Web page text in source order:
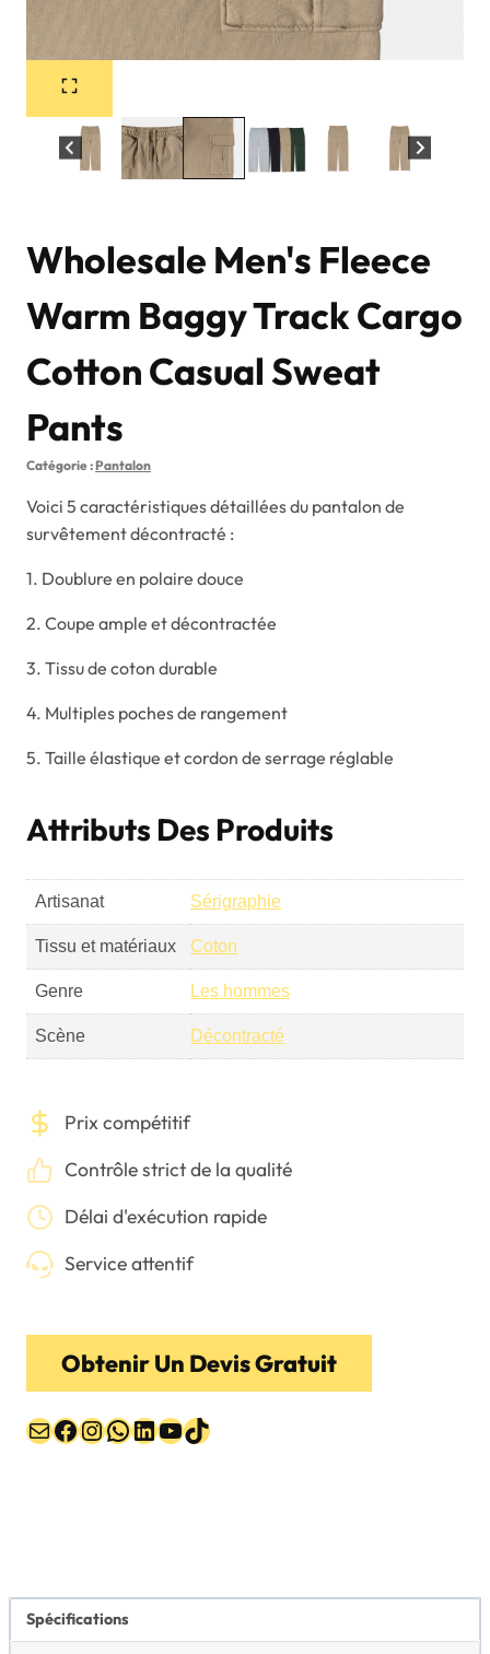
Wholesale Men's Fleece
Warm Baggy Track Cargo
Cotton Casual Sweat
Pants
Catégorie :Pantalon
Voici 5 caractéristiques détaillées du pantalon de
survêtement décontracté :
1. Doublure en polaire douce
2. Coupe ample et décontractée
3. Tissu de coton durable
4. Multiples poches de rangement
5. Taille élastique et cordon de serrage réglable
Attributs Des Produits
Artisanat Sérigraphie
Tissu et matériaux Coton
Genre Les hommes
Scène Décontracté
Prix compétitif
Contrôle strict de la qualité
Délai d'exécution rapide
Service attentif
Obtenir Un Devis Gratuit
E-mailFacebook
Instagram
WhatsApp
LinkedIn
YouTube
TikTok
Spécifications